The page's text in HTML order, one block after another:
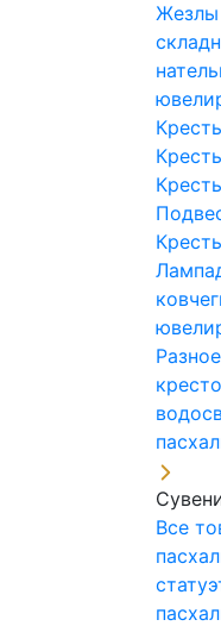
Жезлы
Разное
Все